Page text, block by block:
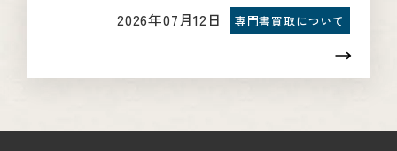
2026年07月12日 専門書買取について